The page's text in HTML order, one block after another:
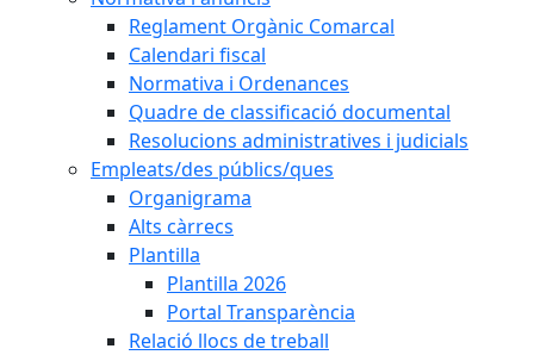
Reglament Orgànic Comarcal
Calendari fiscal
Normativa i Ordenances
Quadre de classificació documental
Resolucions administratives i judicials
Empleats/des públics/ques
Organigrama
Alts càrrecs
Plantilla
Plantilla 2026
Portal Transparència
Relació llocs de treball